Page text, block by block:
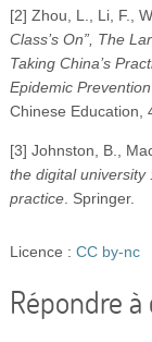
[2] Zhou, L., Li, F.,
Class’s On”, The
Taking China’s
Epidemic
Chinese Education,
[3] Johnston, B.,
the digital university
practice. Springer.
Licence : CC by-nc
Répondre